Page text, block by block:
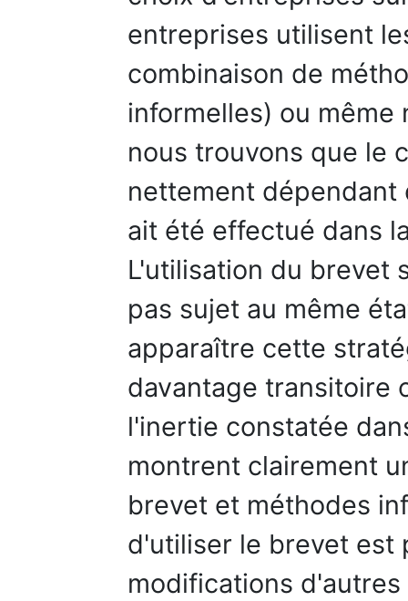
entreprises utilisent
combinaison de
informelles) ou
nous trouvons que le
nettement
ait été effectué dans
L'utilisation du brevet
pas sujet au même
apparaître cette
davantage transitoire
l'inertie constatée
montrent clairement
brevet et méthodes
d'utiliser le brevet est
modifications